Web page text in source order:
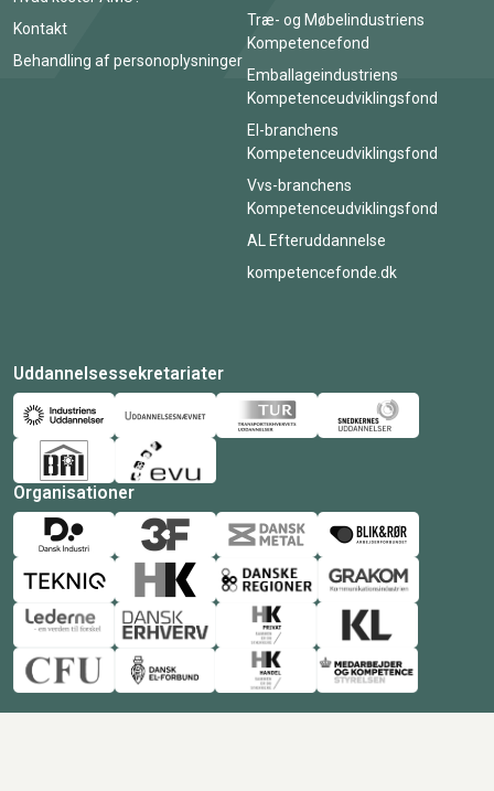
Kontakt
Behandling af personoplysninger
Træ- og Møbelindustriens
Kompetencefond
Emballageindustriens
Kompetenceudviklingsfond
El-branchens
Kompetenceudviklingsfond
Vvs-branchens
Kompetenceudviklingsfond
AL Efteruddannelse
kompetencefonde.dk
Uddannelsessekretariater
Organisationer